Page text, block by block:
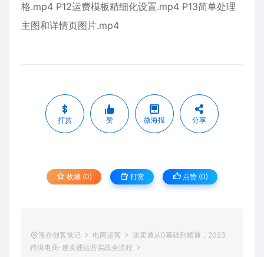
格.mp4 P12运费模板精细化设置.mp4 P13简单处理
主图和详情页图片.mp4
打赏 赞 微海报 分享
收藏 (0) 打赏 点赞 (0)
海存创客笔记 电商运营
速卖通从0基础到精通，2023
跨境电商-速卖通运营实战全流程